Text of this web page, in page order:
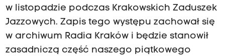
w listopadzie podczas Krakowskich Zaduszek
Jazzowych. Zapis tego występu zachował się
w archiwum Radia Kraków i będzie stanowił
zasadniczą część naszego piątkowego